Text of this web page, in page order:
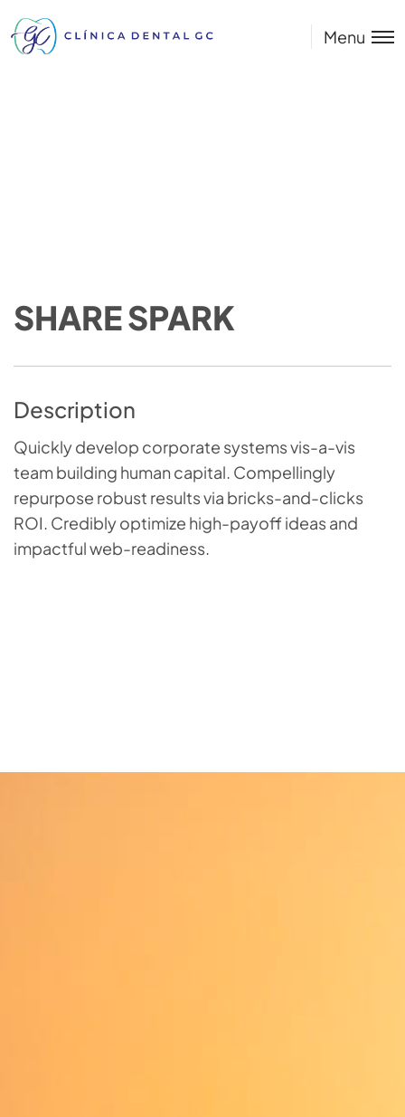
Menu
SHARE SPARK
Description
Quickly develop corporate systems vis-a-vis
team building human capital. Compellingly
repurpose robust results via bricks-and-clicks
ROI. Credibly optimize high-payoff ideas and
impactful web-readiness.